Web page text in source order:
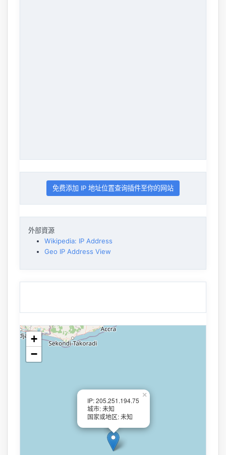
免费添加 IP 地址位置查询插件至你的网站
外部資源
Wikipedia: IP Address
Geo IP Address View
IP: 205.251.194.75
城市: 未知
国家或地区: 未知
×
+
−